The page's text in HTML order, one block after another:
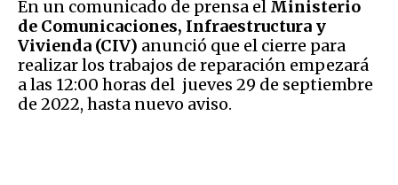
En un comunicado de prensa el Ministerio
de Comunicaciones, Infraestructura y
Vivienda (CIV) anunció que el cierre para
realizar los trabajos de reparación empezará
a las 12:00 horas del jueves 29 de septiembre
de 2022, hasta nuevo aviso.